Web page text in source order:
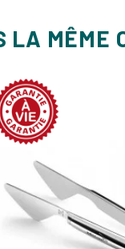
LA MÊME